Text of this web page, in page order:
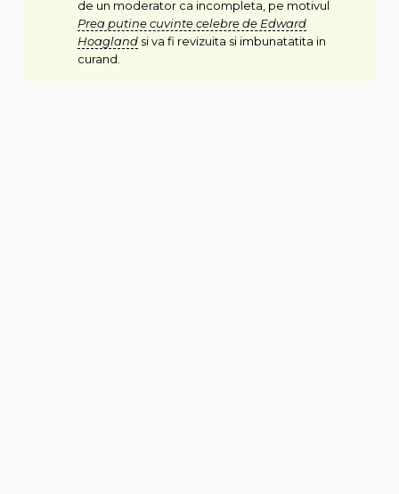
de un moderator ca incompleta, pe motivul
Prea putine cuvinte celebre de Edward
Hoaglandsi va fi revizuita si imbunatatita in
curand.